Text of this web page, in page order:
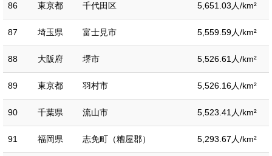
86 東京都 千代田区 5,651.03人/km²
87 埼玉県 富士見市 5,559.59人/km²
88 大阪府 堺市 5,526.61人/km²
89 東京都 羽村市 5,526.16人/km²
90 千葉県 流山市 5,523.41人/km²
91 福岡県 志免町（糟屋郡） 5,293.67人/km²